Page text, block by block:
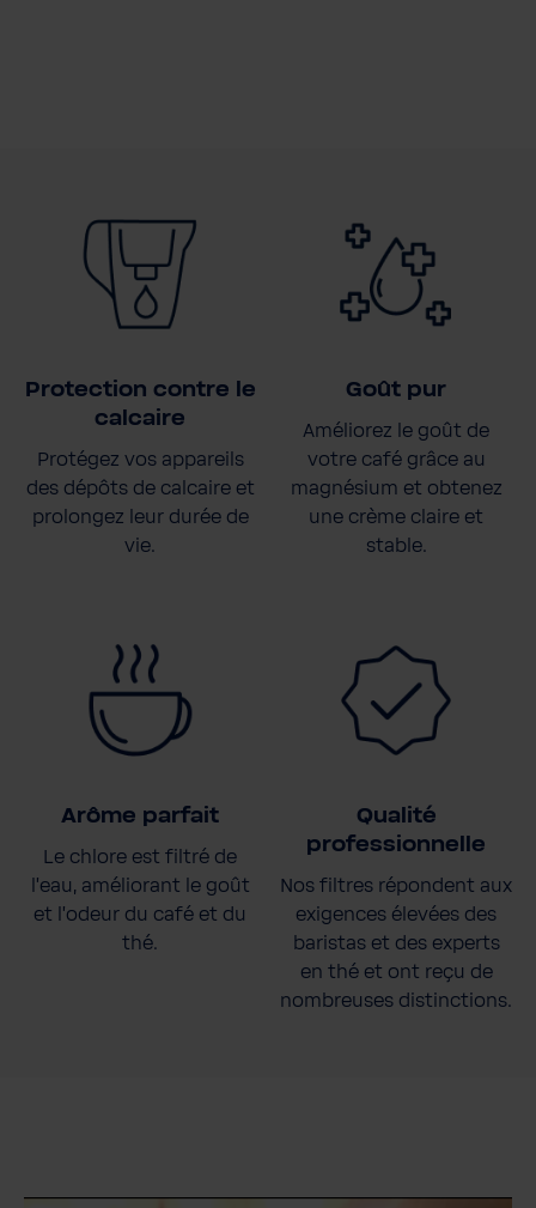
Protection contre le
calcaire
Protégez vos appareils
des dépôts de calcaire et
prolongez leur durée de
vie.
Goût pur
Améliorez le goût de
votre café grâce au
magnésium et obtenez
une crème claire et
stable.
Arôme parfait
Le chlore est filtré de
l'eau, améliorant le goût
et l'odeur du café et du
thé.
Qualité
professionnelle
Nos filtres répondent aux
exigences élevées des
baristas et des experts
en thé et ont reçu de
nombreuses distinctions.